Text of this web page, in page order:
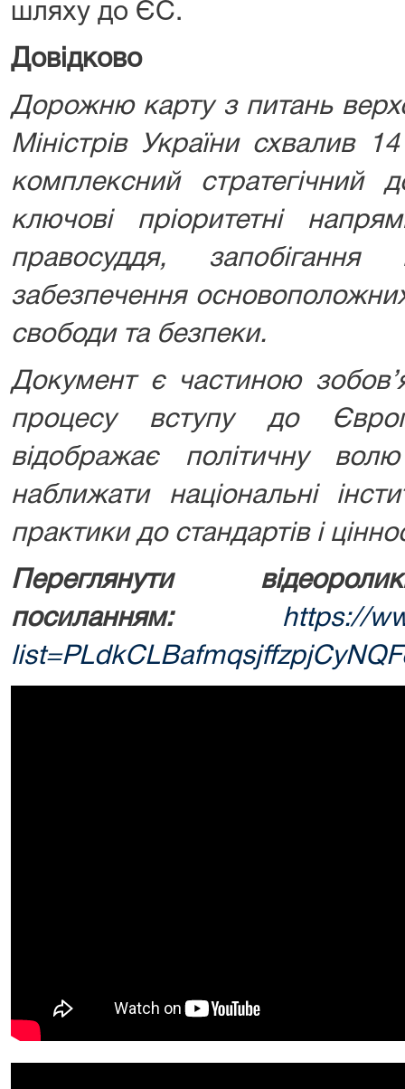
шляху до ЄС.
Довідково
Дорожню карту з питань
Міністрів України схвалив
комплексний стратегічний
ключові пріоритетні
правосуддя, запобігання
забезпечення
свободи та безпеки.
Документ є частиною
процесу вступу до
відображає політичну
наближати національні
практики до стандартів і
Переглянути
посиланням:
https://